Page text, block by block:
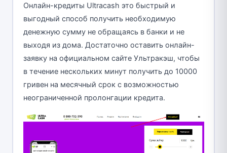
Онлайн-кредиты Ultracash это быстрый и
выгодный способ получить необходимую
денежную сумму не обращаясь в банки и не
выходя из дома. Достаточно оставить онлайн-
заявку на официальном сайте Ультракэш, чтобы
в течение нескольких минут получить до 10000
гривен на месячный срок с возможностью
неограниченной пролонгации кредита.